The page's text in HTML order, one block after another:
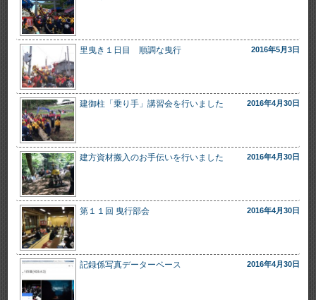
里曳き１日目 順調な曳行 2016年5月3日
建御柱「乗り手」講習会を行いました 2016年4月30日
建方資材搬入のお手伝いを行いました 2016年4月30日
第１１回 曳行部会 2016年4月30日
記録係写真データーベース 2016年4月30日